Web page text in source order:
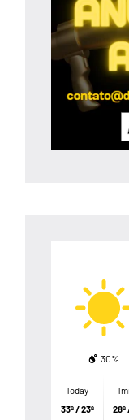
30%
Today
33º / 23º
28º